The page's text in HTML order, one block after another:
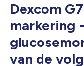
Dexcom
markering
van de